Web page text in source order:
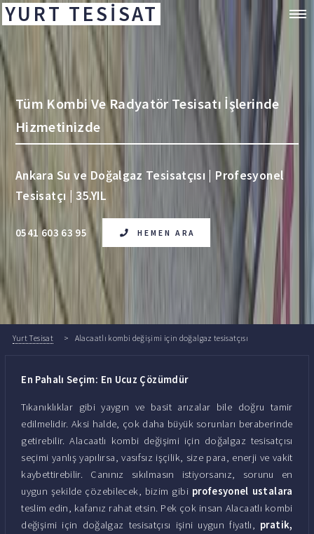
YURT TESİSAT
Tüm Kombi Ve Radyatör Tesisatı İşlerinde
Hizmetinizde
Ankara Su ve Doğalgaz Tesisatçısı | Profesyonel
Tesisatçı | 35.YIL
0541 603 63 95 HEMEN ARA
Yurt Tesisat Alacaatlı kombi değişimi için doğalgaz tesisatçısı
En Pahalı Seçim: En Ucuz Çözümdür
Tıkanıklıklar gibi yaygın ve basit arızalar bile doğru tamir
edilmelidir. Aksi halde, çok daha büyük sorunları beraberinde
getirebilir. Alacaatlı kombi değişimi için doğalgaz tesisatçısı
seçimi yanlış yapılırsa, vasıfsız işçilik, size para, enerji ve vakit
kaybettirebilir. Canınız sıkılmasın istiyorsanız, sorunu en
uygun şekilde çözebilecek, bizim gibi profesyonel ustalara
teslim edin, kafanız rahat etsin. Pek çok insan Alacaatlı kombi
değişimi için doğalgaz tesisatçısı işini uygun fiyatlı, pratik,